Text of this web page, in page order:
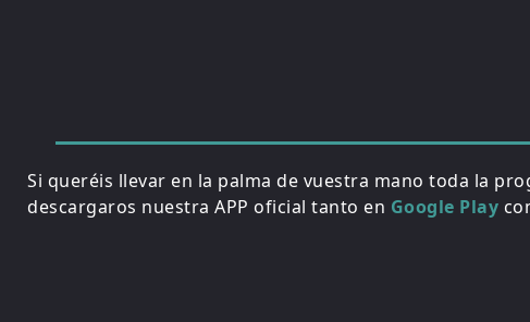
Si queréis llevar en la palma de vuestra mano toda la
descargaros nuestra APP oficial tanto en Google Play